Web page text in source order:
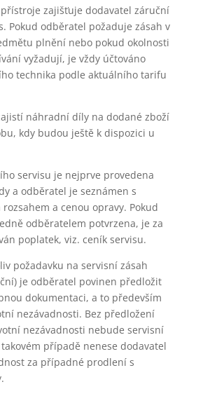
zajišťuje dodavatel záruční
Pokud odběratel požaduje zásah v
plnění nebo pokud okolnosti
vyžadují, je vždy účtováno
technika podle aktuálního tarifu
náhradní díly na dodané zboží
kdy budou ještě k dispozici u
servisu je nejprve provedena
a odběratel je seznámen s
a cenou opravy. Pokud
odběratelem potvrzena, je za
poplatek, viz. ceník servisu.
požadavku na servisní zásah
je odběratel povinen předložit
dokumentaci, a to především
nezávadnosti. Bez předložení
nezávadnosti nebude servisní
případě nenese dodavatel
za případné prodlení s